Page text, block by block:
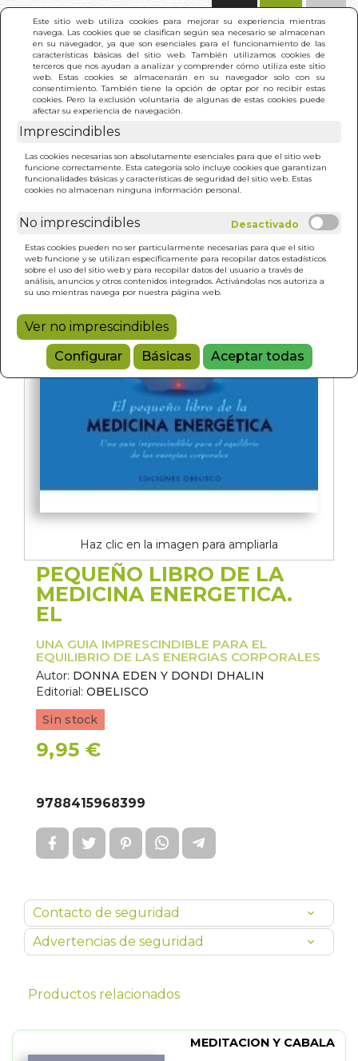
Este sitio web utiliza cookies para mejorar su experiencia mientras
navega. Las cookies que se clasifican según sea necesario se almacenan
en su navegador, ya que son esenciales para el funcionamiento de las
características básicas del sitio web. También utilizamos cookies de
terceros que nos ayudan a analizar y comprender cómo utiliza este sitio
web. Estas cookies se almacenarán en su navegador solo con su
consentimiento. También tiene la opción de optar por no recibir estas
cookies. Pero la exclusión voluntaria de algunas de estas cookies puede
afectar su experiencia de navegación.
Imprescindibles
Las cookies necesarias son absolutamente esenciales para que el sitio web
funcione correctamente. Esta categoría solo incluye cookies que garantizan
funcionalidades básicas y características de seguridad del sitio web. Estas
cookies no almacenan ninguna información personal.
No imprescindibles
Estas cookies pueden no ser particularmente necesarias para que el sitio
web funcione y se utilizan específicamente para recopilar datos estadísticos
sobre el uso del sitio web y para recopilar datos del usuario a través de
análisis, anuncios y otros contenidos integrados. Activándolas nos autoriza a
su uso mientras navega por nuestra página web.
Ver no imprescindibles
Configurar
Básicas Aceptar todas
INICIO >
ENERGETICA. EL
Haz clic en la imagen para ampliarla
PEQUEÑO LIBRO DE LA
MEDICINA ENERGETICA.
EL
UNA GUIA IMPRESCINDIBLE PARA EL
EQUILIBRIO DE LAS ENERGIAS CORPORALES
Autor: DONNA EDEN Y DONDI DHALIN
Editorial: OBELISCO
Sin stock
9,95 €
9788415968399
Contacto de seguridad
Advertencias de seguridad
Productos relacionados
MEDITACION Y CABALA